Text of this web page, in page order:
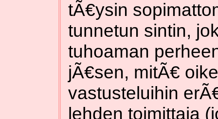
tÃ€ysin
tunnetun sintin,
tuhoaman
jÃ€sen, mitÃ€
vastusteluihin
lehden toimittaja